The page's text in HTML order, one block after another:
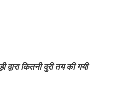
द्वारा कितनी दुरी तय की गयी